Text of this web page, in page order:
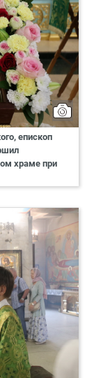
епископ
храме при